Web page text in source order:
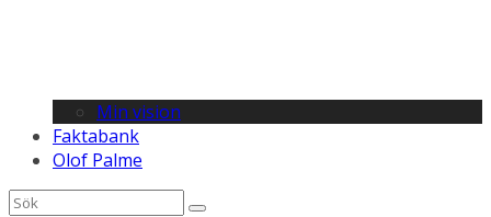
Min vision
Faktabank
Olof Palme